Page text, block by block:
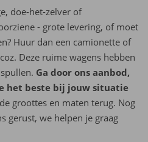
doe-het-zelver of
- grote levering, of moet
Huur dan een camionette of
Deze ruime wagens hebben
Ga door ons aanbod,
het beste bij jouw situatie
groottes en maten terug. Nog
gerust, we helpen je graag